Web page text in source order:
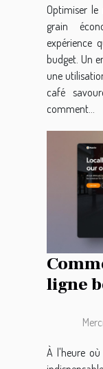
Optimiser
grain
expérience
budget. Un
une
café
comment...
ligne
À l'heure où